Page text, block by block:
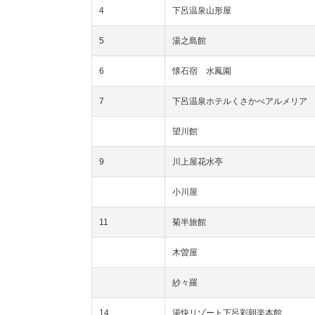
4 下呂温泉山形屋
5 湯之島館
6 懐石宿 水鳳園
7 下呂温泉ホテルくさかべアルメリア
望川館
9 川上屋花水亭
小川屋
11 菊半旅館
木曽屋
紗々羅
14 湯快リゾート下呂彩朝楽本館